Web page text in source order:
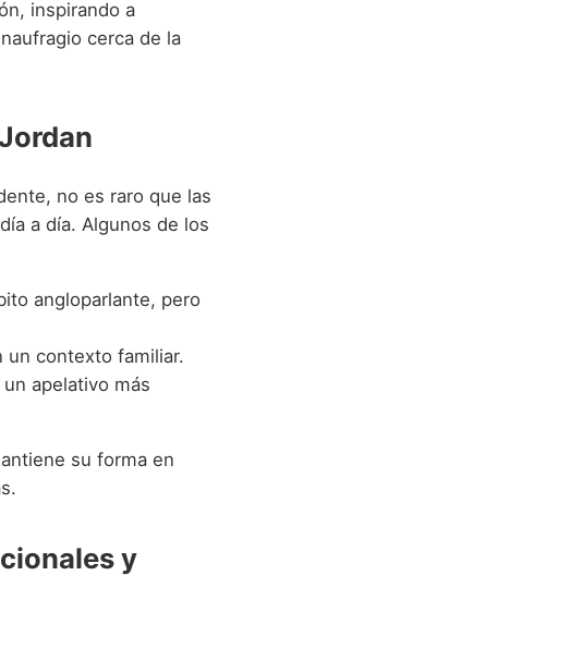
inspirando a
cerca de la
no es raro que las
a día. Algunos de los
angloparlante, pero
un contexto familiar.
apelativo más
su forma en
y